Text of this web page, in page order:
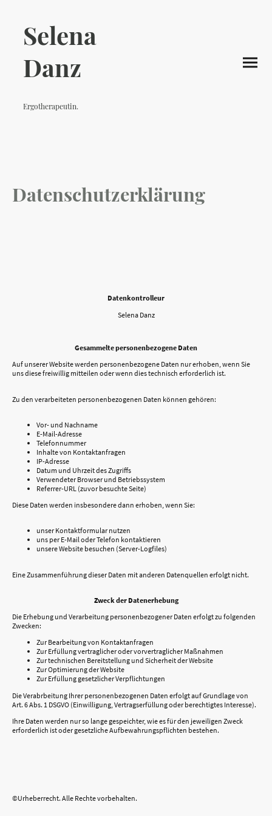
Selena
Danz
Ergotherapeutin.
Datenschutzerklärung
Datenkontrolleur
Selena Danz
Gesammelte personenbezogene Daten
Auf unserer Website werden personenbezogene Daten nur erhoben, wenn Sie
uns diese freiwillig mitteilen oder wenn dies technisch erforderlich ist.
Zu den verarbeiteten personenbezogenen Daten können gehören:
Vor- und Nachname
E-Mail-Adresse
Telefonnummer
Inhalte von Kontaktanfragen
IP-Adresse
Datum und Uhrzeit des Zugriffs
Verwendeter Browser und Betriebssystem
Referrer-URL (zuvor besuchte Seite)
Diese Daten werden insbesondere dann erhoben, wenn Sie:
unser Kontaktformular nutzen
uns per E-Mail oder Telefon kontaktieren
unsere Website besuchen (Server-Logfiles)
Eine Zusammenführung dieser Daten mit anderen Datenquellen erfolgt nicht.
Zweck der Datenerhebung
Die Erhebung und Verarbeitung personenbezogener Daten erfolgt zu folgenden
Zwecken:
Zur Bearbeitung von Kontaktanfragen
Zur Erfüllung vertraglicher oder vorvertraglicher Maßnahmen
Zur technischen Bereitstellung und Sicherheit der Website
Zur Optimierung der Website
Zur Erfüllung gesetzlicher Verpflichtungen
Die Verabrbeitung Ihrer personenbezogenen Daten erfolgt auf Grundlage von
Art. 6 Abs. 1 DSGVO (Einwilligung, Vertragserfüllung oder berechtigtes Interesse).
Ihre Daten werden nur so lange gespeichter, wie es für den jeweiligen Zweck
erforderlich ist oder gesetzliche Aufbewahrungspflichten bestehen.
©Urheberrecht. Alle Rechte vorbehalten.